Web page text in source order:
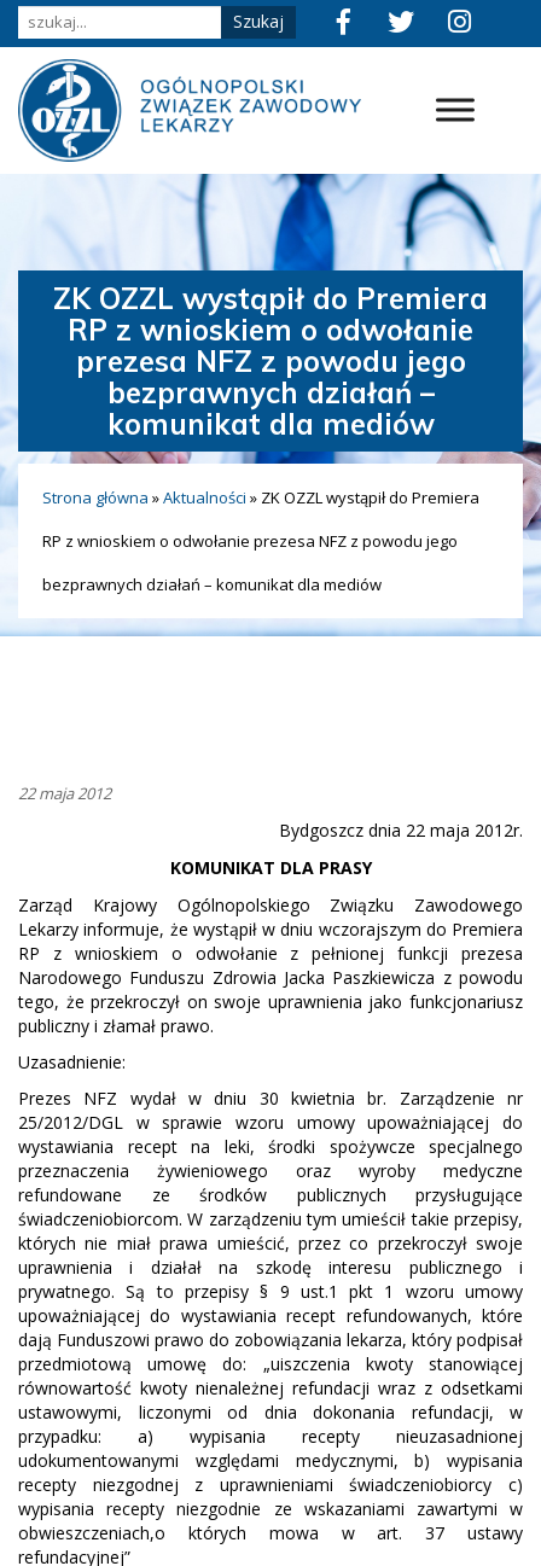
ZK OZZL wystąpił do Premiera
RP z wnioskiem o odwołanie
prezesa NFZ z powodu jego
bezprawnych działań –
komunikat dla mediów
Strona główna »Aktualności » ZK OZZL wystąpił do Premiera
RP z wnioskiem o odwołanie prezesa NFZ z powodu jego
bezprawnych działań – komunikat dla mediów
22 maja 2012
Bydgoszcz dnia 22 maja 2012r.
KOMUNIKAT DLA PRASY
Zarząd Krajowy Ogólnopolskiego Związku Zawodowego
Lekarzy informuje, że wystąpił w dniu wczorajszym do Premiera
RP z wnioskiem o odwołanie z pełnionej funkcji prezesa
Narodowego Funduszu Zdrowia Jacka Paszkiewicza z powodu
tego, że przekroczył on swoje uprawnienia jako funkcjonariusz
publiczny i złamał prawo.
Uzasadnienie:
Prezes NFZ
wydał w dniu 30 kwietnia br. Zarządzenie nr
25/2012/DGL w sprawie wzoru umowy upoważniającej do
wystawiania recept na leki, środki spożywcze specjalnego
przeznaczenia żywieniowego oraz wyroby medyczne
refundowane ze środków publicznych przysługujące
świadczeniobiorcom. W zarządzeniu tym umieścił takie przepisy,
których nie miał prawa umieścić, przez co przekroczył swoje
uprawnienia i działał na szkodę interesu publicznego i
prywatnego. Są to przepisy § 9 ust.1 pkt 1 wzoru umowy
upoważniającej do wystawiania recept refundowanych, które
dają Funduszowi prawo do zobowiązania lekarza, który podpisał
przedmiotową umowę do:
„uiszczenia kwoty stanowiącej
równowartość kwoty nienależnej refundacji wraz z odsetkami
ustawowymi, liczonymi od dnia dokonania refundacji, w
przypadku: a) wypisania recepty nieuzasadnionej
udokumentowanymi względami medycznymi, b) wypisania
recepty niezgodnej z uprawnieniami świadczeniobiorcy c)
wypisania recepty niezgodnie ze wskazaniami zawartymi w
obwieszczeniach,o których mowa w art. 37 ustawy
refundacyjnej”